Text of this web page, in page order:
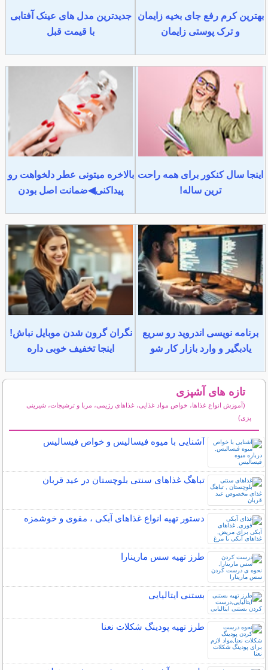
بهترین کرم رفع جای بخیه زایمان
و ترک پوستی زایمان
جدیدترین مدل های عینک آفتابی
با قیمت قبل
اینجا سال کنکور برای همه راحت
ترین ساله!
بالاخره میتونی عطر دلخواهت رو
پیداکنی◀ضمانت اصل بودن
برنامه نویسی اندروید رو سریع
یادبگیر و وارد بازار کار شو
نگران گرون شدن موبایل نباش!
اینجا تخفیف خوبی داره
تازه های آشپزی
(آموزش انواع غذاها، خواص مواد غذایی، غذاهای رژیمی، مربا و ترشیجات، شیرینی
پزی)
آشنایی با میوه فیسالیس و خواص فیسالیس
تباهگ غذاهای سنتی بلوچستان در عید قربان
دستور تهیه انواع غذاهای آبکی ، مقوی و خوشمزه
طرز تهیه سس مارینارا
بستنی ایتالیایی
طرز تهیه پودینگ شکلات نعنا